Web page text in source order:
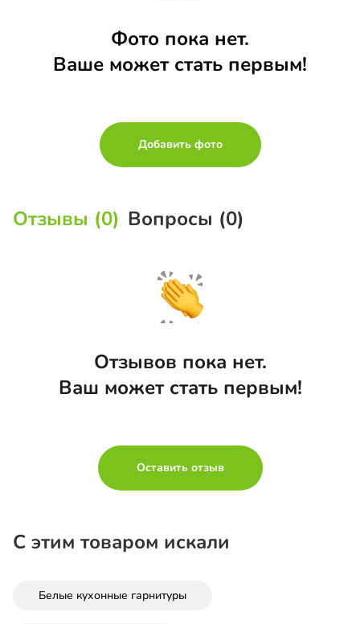
Фото пока нет.
Ваше может стать первым!
Добавить фото
Отзывы (0) Вопросы (0)
Отзывов пока нет.
Ваш может стать первым!
Оставить отзыв
С этим товаром искали
Белые кухонные гарнитуры